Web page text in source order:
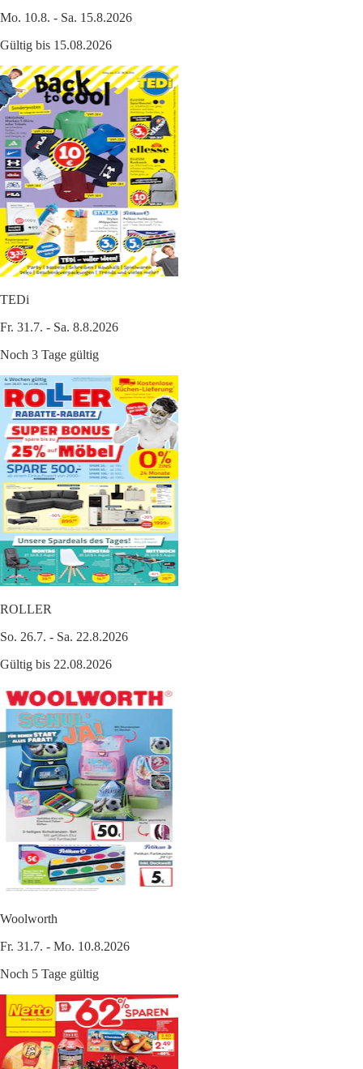
Mo. 10.8. - Sa. 15.8.2026
Gültig bis 15.08.2026
TEDi
Fr. 31.7. - Sa. 8.8.2026
Noch 3 Tage gültig
ROLLER
So. 26.7. - Sa. 22.8.2026
Gültig bis 22.08.2026
Woolworth
Fr. 31.7. - Mo. 10.8.2026
Noch 5 Tage gültig